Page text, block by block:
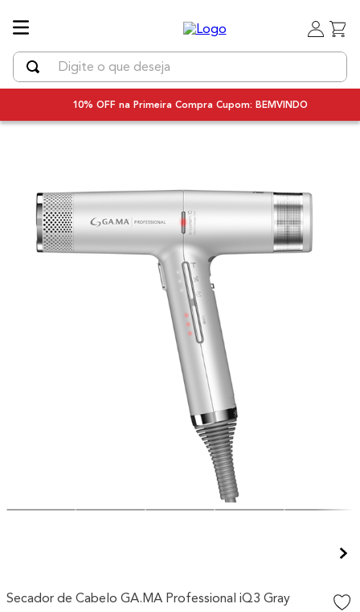
Digite o que deseja
10% OFF na Primeira Compra Cupom: BEMVINDO
Secador de Cabelo GA.MA Professional iQ3 Gray
TERMOS MAIS BUSCADOS
1º
uniq
secador cabelo bivolt
escova rotativa